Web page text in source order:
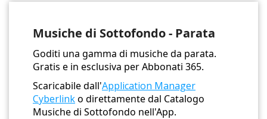
Musiche di Sottofondo - Parata
Goditi una gamma di musiche da parata.
Gratis e in esclusiva per Abbonati 365.
Scaricabile dall'Application Manager
Cyberlinko direttamente dal Catalogo
Musiche di Sottofondo nell'App.